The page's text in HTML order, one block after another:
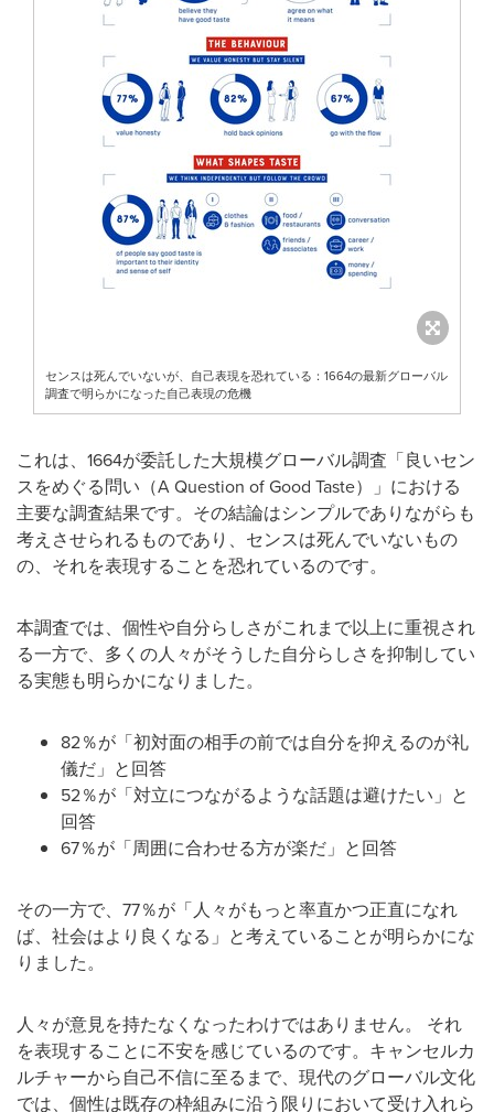
センスは死んでいないが、自己表現を恐れている：1664の最新グローバル
調査で明らかになった自己表現の危機
これは、1664が委託した大規模グローバル調査「良いセン
スをめぐる問い（A Question of Good Taste）」における
主要な調査結果です。その結論はシンプルでありながらも
考えさせられるものであり、センスは死んでいないもの
の、それを表現することを恐れているのです。
本調査では、個性や自分らしさがこれまで以上に重視され
る一方で、多くの人々がそうした自分らしさを抑制してい
る実態も明らかになりました。
82％が「初対面の相手の前では自分を抑えるのが礼
儀だ」と回答
52％が「対立につながるような話題は避けたい」と
回答
67％が「周囲に合わせる方が楽だ」と回答
その一方で、77％が「人々がもっと率直かつ正直になれ
ば、社会はより良くなる」と考えていることが明らかにな
りました。
人々が意見を持たなくなったわけではありません。 それ
を表現することに不安を感じているのです。キャンセルカ
ルチャーから自己不信に至るまで、現代のグローバル文化
では、個性は既存の枠組みに沿う限りにおいて受け入れら